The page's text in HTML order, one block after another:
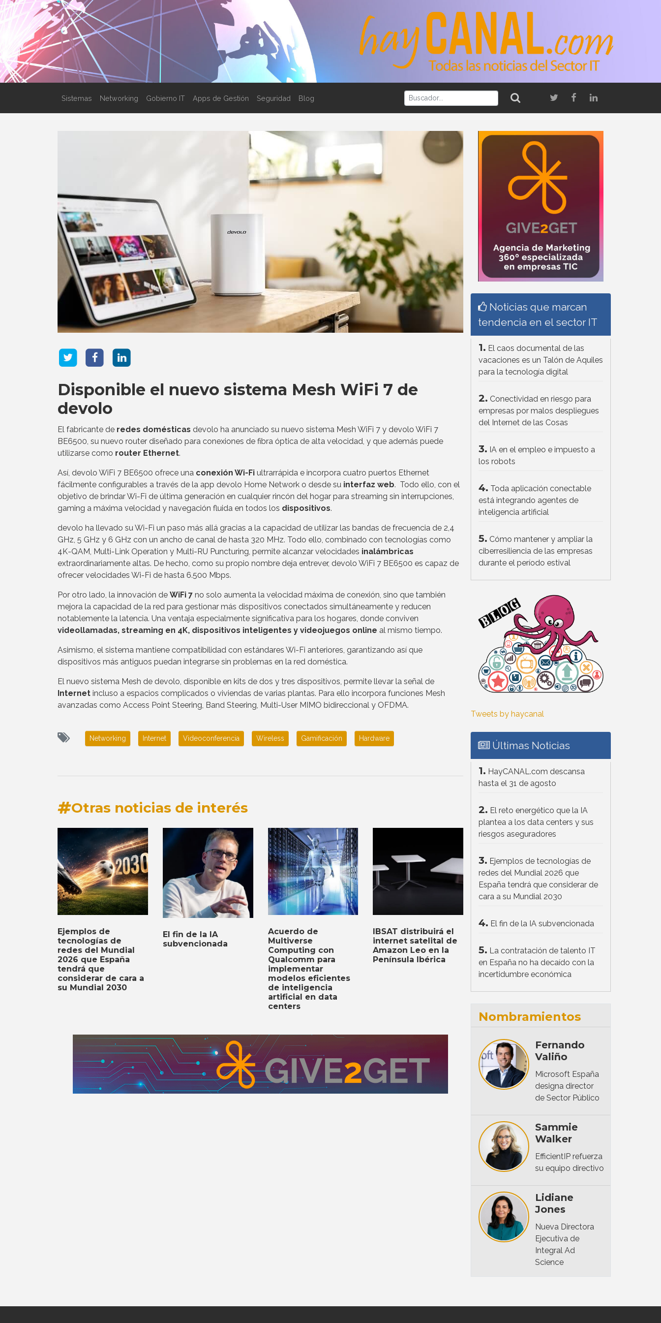
Sistemas Networking Gobierno IT Apps de Gestión Seguridad Blog
Disponible el nuevo sistema Mesh WiFi 7 de
devolo
El fabricante de redes domésticas devolo ha anunciado su nuevo sistema Mesh WiFi 7 y devolo WiFi 7
BE6500, su nuevo router diseñado para conexiones de fibra óptica de alta velocidad, y que además puede
utilizarse como router Ethernet.
Así, devolo WiFi 7 BE6500 ofrece una conexión Wi-Fi ultrarrápida e incorpora cuatro puertos Ethernet
fácilmente configurables a través de la app devolo Home Network o desde su interfaz web. Todo ello, con el
objetivo de brindar Wi-Fi de última generación en cualquier rincón del hogar para streaming sin interrupciones,
gaming a máxima velocidad y navegación fluida en todos los dispositivos.
devolo ha llevado su Wi-Fi un paso más allá gracias a la capacidad de utilizar las bandas de frecuencia de 2,4
GHz, 5 GHz y 6 GHz con un ancho de canal de hasta 320 MHz. Todo ello, combinado con tecnologías como
4K-QAM, Multi-Link Operation y Multi-RU Puncturing, permite alcanzar velocidades inalámbricas
extraordinariamente altas. De hecho, como su propio nombre deja entrever, devolo WiFi 7 BE6500 es capaz de
ofrecer velocidades Wi-Fi de hasta 6.500 Mbps.
Por otro lado, la innovación de WiFi 7 no solo aumenta la velocidad máxima de conexión, sino que también
mejora la capacidad de la red para gestionar más dispositivos conectados simultáneamente y reducen
notablemente la latencia. Una ventaja especialmente significativa para los hogares, donde conviven
videollamadas, streaming en 4K, dispositivos inteligentes y videojuegos online al mismo tiempo.
Asimismo, el sistema mantiene compatibilidad con estándares Wi-Fi anteriores, garantizando así que
dispositivos más antiguos puedan integrarse sin problemas en la red doméstica.
El nuevo sistema Mesh de devolo, disponible en kits de dos y tres dispositivos, permite llevar la señal de
Internet incluso a espacios complicados o viviendas de varias plantas. Para ello incorpora funciones Mesh
avanzadas como Access Point Steering, Band Steering, Multi-User MIMO bidireccional y OFDMA.
Networking Internet Videoconferencia Wireless Gamificación Hardware
Otras noticias de interés
Ejemplos de
tecnologías de
redes del Mundial
2026 que España
tendrá que
considerar de cara a
su Mundial 2030
El fin de la IA
subvencionada
Acuerdo de
Multiverse
Computing con
Qualcomm para
implementar
modelos eficientes
de inteligencia
artificial en data
centers
IBSAT distribuirá el
internet satelital de
Amazon Leo en la
Península Ibérica
Noticias que marcan
tendencia en el sector IT
1. El caos documental de las
vacaciones es un Talón de Aquiles
para la tecnología digital
2. Conectividad en riesgo para
empresas por malos despliegues
del Internet de las Cosas
3. IA en el empleo e impuesto a
los robots
4. Toda aplicación conectable
está integrando agentes de
inteligencia artificial
5. Cómo mantener y ampliar la
ciberresiliencia de las empresas
durante el período estival
Tweets by haycanal
Últimas Noticias
1. HayCANAL.com descansa
hasta el 31 de agosto
2. El reto energético que la IA
plantea a los data centers y sus
riesgos aseguradores
3. Ejemplos de tecnologías de
redes del Mundial 2026 que
España tendrá que considerar de
cara a su Mundial 2030
4. El fin de la IA subvencionada
5. La contratación de talento IT
en España no ha decaído con la
incertidumbre económica
Nombramientos
Fernando
Valiño
Microsoft España
designa director
de Sector Público
Sammie
Walker
EfficientIP refuerza
su equipo directivo
Lidiane
Jones
Nueva Directora
Ejecutiva de
Integral Ad
Science